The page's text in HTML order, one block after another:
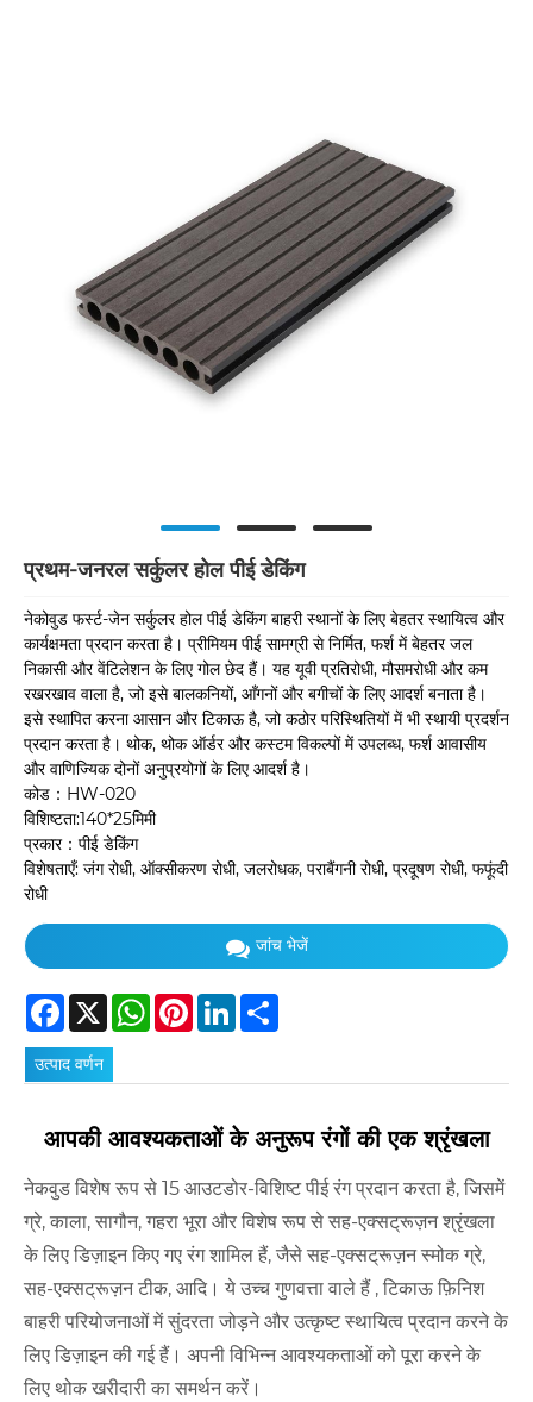
प्रथम-जनरल सर्कुलर होल पीई डेकिंग
नेकोवुड फर्स्ट-जेन सर्कुलर होल पीई डेकिंग बाहरी स्थानों के लिए बेहतर स्थायित्व और
कार्यक्षमता प्रदान करता है। प्रीमियम पीई सामग्री से निर्मित, फर्श में बेहतर जल
निकासी और वेंटिलेशन के लिए गोल छेद हैं। यह यूवी प्रतिरोधी, मौसमरोधी और कम
रखरखाव वाला है, जो इसे बालकनियों, आँगनों और बगीचों के लिए आदर्श बनाता है।
इसे स्थापित करना आसान और टिकाऊ है, जो कठोर परिस्थितियों में भी स्थायी प्रदर्शन
प्रदान करता है। थोक, थोक ऑर्डर और कस्टम विकल्पों में उपलब्ध, फर्श आवासीय
और वाणिज्यिक दोनों अनुप्रयोगों के लिए आदर्श है।
कोड：HW-020
विशिष्टता:140*25मिमी
प्रकार：पीई डेकिंग
विशेषताएँ: जंग रोधी, ऑक्सीकरण रोधी, जलरोधक, पराबैंगनी रोधी, प्रदूषण रोधी, फफूंदी
रोधी
जांच भेजें
Facebook
X WhatsAppPinterestLinkedIn
उत्पाद वर्णन
आपकी आवश्यकताओं के अनुरूप रंगों की एक श्रृंखला
नेकवुड विशेष रूप से 15 आउटडोर-विशिष्ट पीई रंग प्रदान करता है, जिसमें
ग्रे, काला, सागौन, गहरा भूरा और विशेष रूप से सह-एक्सट्रूज़न श्रृंखला
के लिए डिज़ाइन किए गए रंग शामिल हैं, जैसे सह-एक्सट्रूज़न स्मोक ग्रे,
सह-एक्सट्रूज़न टीक, आदि। ये उच्च गुणवत्ता वाले हैं , टिकाऊ फ़िनिश
बाहरी परियोजनाओं में सुंदरता जोड़ने और उत्कृष्ट स्थायित्व प्रदान करने के
लिए डिज़ाइन की गई हैं। अपनी विभिन्न आवश्यकताओं को पूरा करने के
लिए थोक खरीदारी का समर्थन करें।